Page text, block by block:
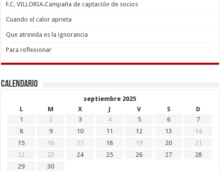
F.C. VILLORIA.Campaña de captación de socios
Cuando el calor aprieta
Que atrevida es la ignorancia
Para reflexionar
Calendario
septiembre 2025
L
M X J V S
D
1
2 3 4 5 6
7
8
9 10 11 12 13
14
15
16 17 18 19 20
21
22
23 24 25 26 27
28
29
30